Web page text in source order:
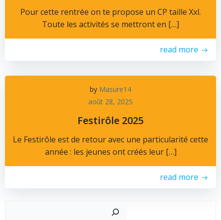
Pour cette rentrée on te propose un CP taille Xxl.
Toute les activités se mettront en […]
read more
by Masure14
août 28, 2025
Festirôle 2025
Le Festirôle est de retour avec une particularité cette
année : les jeunes ont créés leur […]
read more